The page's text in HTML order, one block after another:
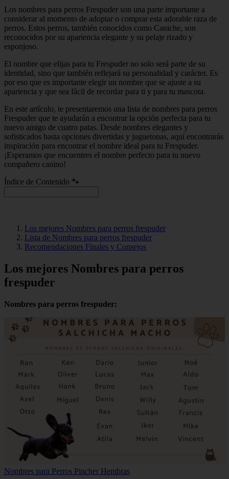
Los nombres para perros Frespuder son una parte importante a
considerar al momento de adoptar o comprar esta adorable raza de
perros. Estos perros, también conocidos como Caniche, son
reconocidos por su apariencia elegante y su pelaje rizado y
esponjoso.
El nombre que elijas para tu Frespuder no solo será parte de su
identidad, sino que también reflejará su personalidad y carácter. Es
por eso que es importante elegir un nombre que se ajuste a su
apariencia y que sea fácil de recordar para ti y para tu mascota.
En este artículo, te presentaremos una lista de nombres para perros
Frespuder que te ayudarán a encontrar la opción perfecta para tu
nuevo amigo de cuatro patas. Desde nombres elegantes y
sofisticados hasta opciones divertidas y juguetonas, aquí encontrarás
inspiración para encontrar el nombre ideal para tu Frespuder.
¡Esperamos que encuentres el nombre perfecto para tu nuevo
compañero canino!
Índice de Contenido 🐾
Los mejores Nombres para perros frespuder
Lista de Nombres para perros frespuder
Recomendaciones Finales y Consejos
Los mejores Nombres para perros
frespuder
Nombres para perros frespuder:
Nombres para Perros Pincher Hembras